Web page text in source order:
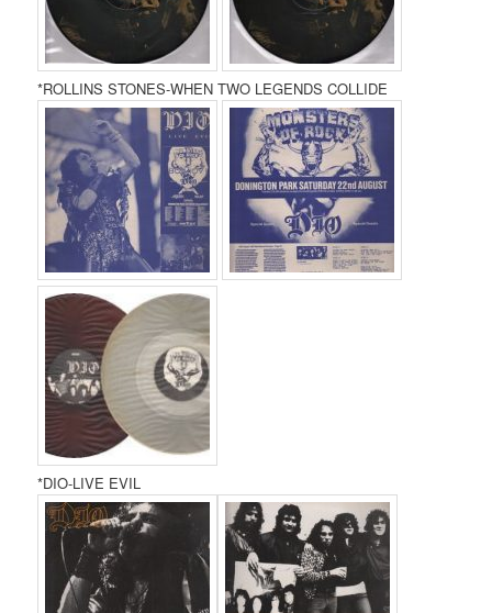
*ROLLINS STONES-WHEN TWO LEGENDS COLLIDE
*DIO-LIVE EVIL